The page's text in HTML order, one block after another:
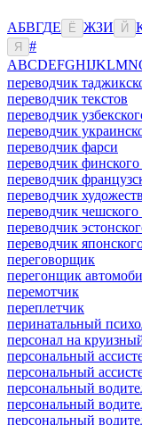
АБВГДЕ Ё ЖЗИ Й
Я
#
ABCDEFGHIJKLMN
переводчик
переводчик текстов
переводчик
переводчик
переводчик фарси
переводчик финского
переводчик
переводчик
переводчик чешского
переводчик
переводчик
переговорщик
перегонщик
перемотчик
переплетчик
перинатальный
персонал на
персональный
персональный
персональный
персональный
персональный